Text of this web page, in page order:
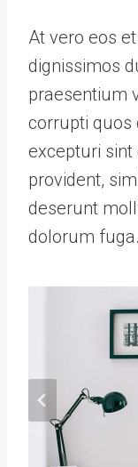
At vero eos
dignissimos
praesentium
corrupti quos
excepturi sint
provident,
deserunt
dolorum fuga.